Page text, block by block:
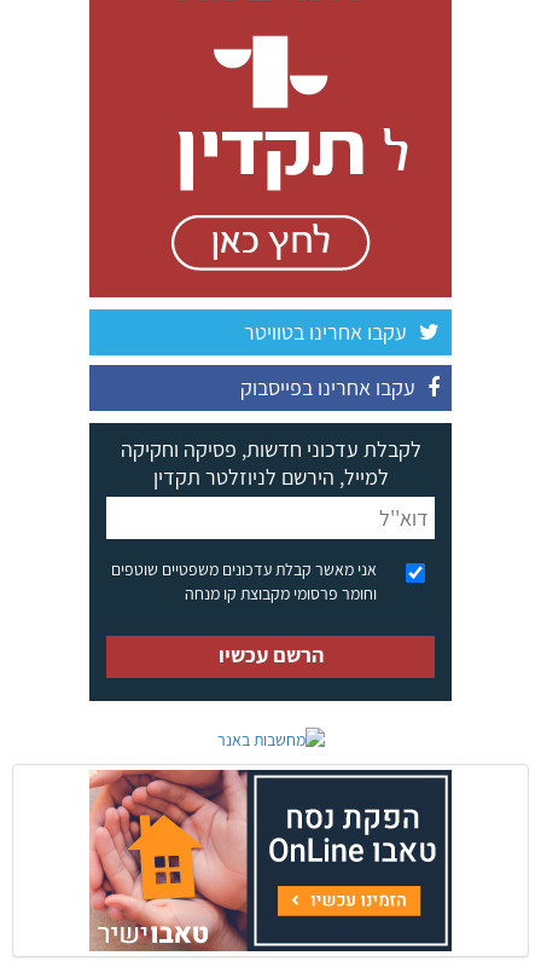
עקבו אחרינו בטוויטר
עקבו אחרינו בפייסבוק
לקבלת עדכוני חדשות, פסיקה וחקיקה
למייל, הירשם לניוזלטר תקדין
אני מאשר קבלת עדכונים משפטיים שוטפים
וחומר פרסומי מקבוצת קו מנחה
הרשם עכשיו